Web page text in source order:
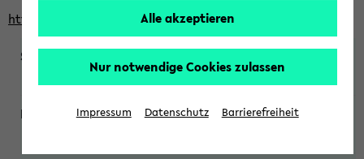
https://ekvv.uni-bielefeld.de/ws/calendar?vz
WiSe 2026/2027
Alle akzeptieren
Nur notwendige Cookies zulassen
Impressum Datenschutz Barrierefreiheit